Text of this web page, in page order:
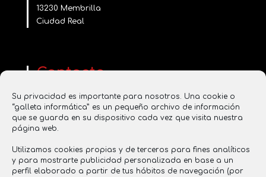
Su privacidad es importante para nosotros. Una cookie o
“galleta informática” es un pequeño archivo de información
que se guarda en su dispositivo cada vez que visita nuestra
página web.
Utilizamos cookies propias y de terceros para fines analíticos
y para mostrarte publicidad personalizada en base a un
perfil elaborado a partir de tus hábitos de navegación (por
13230 Membrilla
Ciudad Real
Contacta
www.saboresentucasa.com
saboresentucasa2016@gmail.com
637 855 356
Registro Sanitario